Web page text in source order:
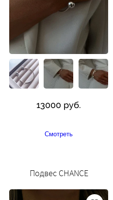
13000 руб.
Смотреть
Подвес CHANCE